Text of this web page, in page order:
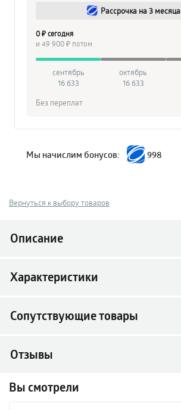
Рассрочка на 3 месяца
0 ₽ сегодня
и 49 900 ₽ потом
сентябрь
16 633
октябрь
16 633
Без переплат
Мы начислим бонусов: 998
Вернуться к выбору товаров
Описание
Характеристики
Сопутствующие товары
Отзывы
Вы смотрели